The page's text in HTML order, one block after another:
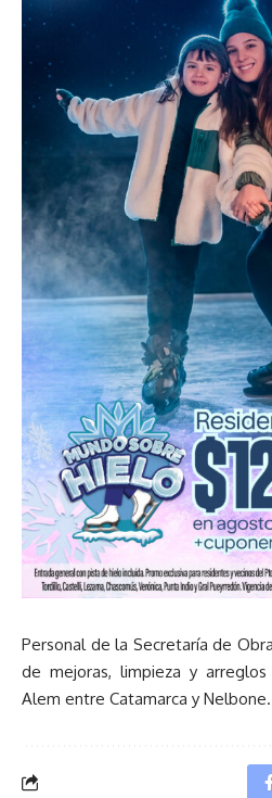
Personal de la Secretaría de
de mejoras, limpieza y
Alem entre Catamarca y Nelbone.